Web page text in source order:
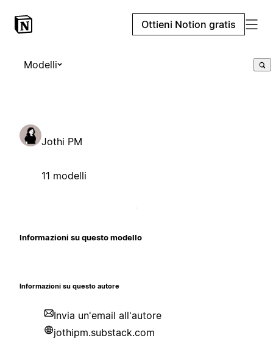
Ottieni Notion gratis
Modelli
Jothi PM
11 modelli
Informazioni su questo modello
Informazioni su questo autore
Invia un'email all'autore
jothipm.substack.com